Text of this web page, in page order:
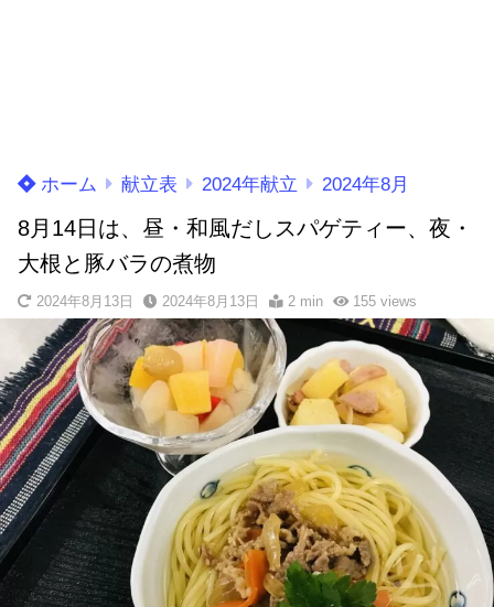
ホーム 献立表 2024年献立 2024年8月
8月14日は、昼・和風だしスパゲティー、夜・
大根と豚バラの煮物
2024年8月13日 2024年8月13日 2 min 155views